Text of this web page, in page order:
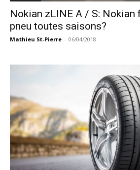
Nokian zLINE A / S: Nokian
pneu toutes saisons?
Mathieu St-Pierre - 06/04/2018